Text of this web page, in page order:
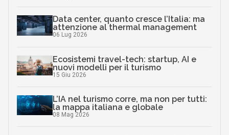
Data center, quanto cresce l’Italia: ma
attenzione al thermal management
06 Lug 2026
Ecosistemi travel-tech: startup, AI e
nuovi modelli per il turismo
15 Giu 2026
L’IA nel turismo corre, ma non per tutti:
la mappa italiana e globale
08 Mag 2026